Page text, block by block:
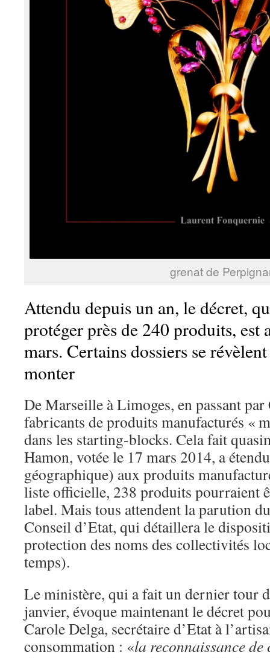
grenat de
Attendu depuis un an, le décret,
protéger près de 240 produits, est
mars. Certains dossiers se
monter
De Marseille à Limoges, en passant
fabricants de produits manufacturés «
dans les starting-blocks. Cela fait
Hamon, votée le 17 mars 2014, a
géographique) aux produits
liste officielle, 238 produits pourraient
label. Mais tous attendent la parution
Conseil d’Etat, qui détaillera le
protection des noms des collectivités
temps).
Le ministère, qui a fait un dernier tour
janvier, évoque maintenant le décret
Carole Delga, secrétaire d’Etat à
consommation : «la reconnaissance